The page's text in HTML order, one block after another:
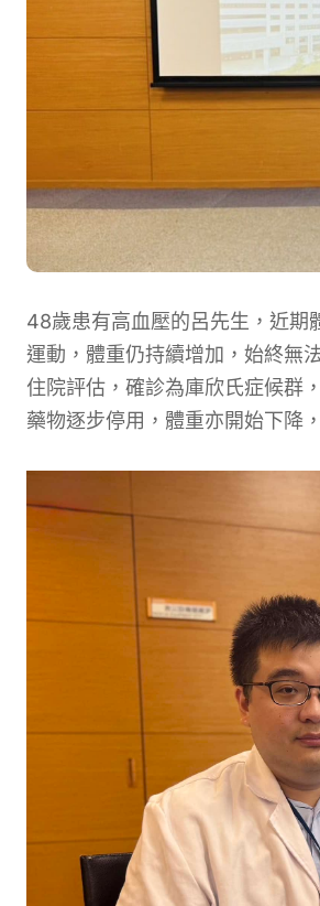
48歲患有高血壓的呂先生，近期
運動，體重仍持續增加，始終無
住院評估，確診為庫欣氏症候群
藥物逐步停用，體重亦開始下降